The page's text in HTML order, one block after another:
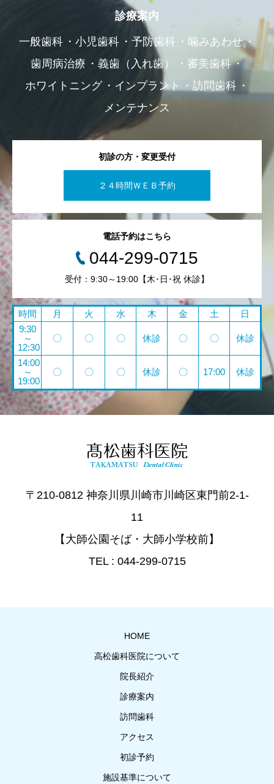
診療案内
一般歯科 小児歯科 予防歯科
噛みあわせ
歯周病治療
義歯（入れ歯）
審美歯科
ホワイトニング
インプラント
訪問歯科
メンテナンス
初診の方・変更受付
２４時間ＷＥＢ予約
電話予約はこちら
044-299-0715
受付：9:30～19:00【木･日･祝 休診】
時間 月 火 水 木 金 土
日
9:30
～
12:30
〇 〇 〇 休診 〇 〇 休診
14:00
～
19:00
〇 〇 〇 休診 〇 17:00 休診
〒210-0812 神奈川県川崎市川崎区東門前2-1-
11
【大師公園そば・大師小学校前】
TEL : 044-299-0715
HOME
高松歯科医院について
院長紹介
診療案内
訪問歯科
アクセス
初診予約
施設基準について